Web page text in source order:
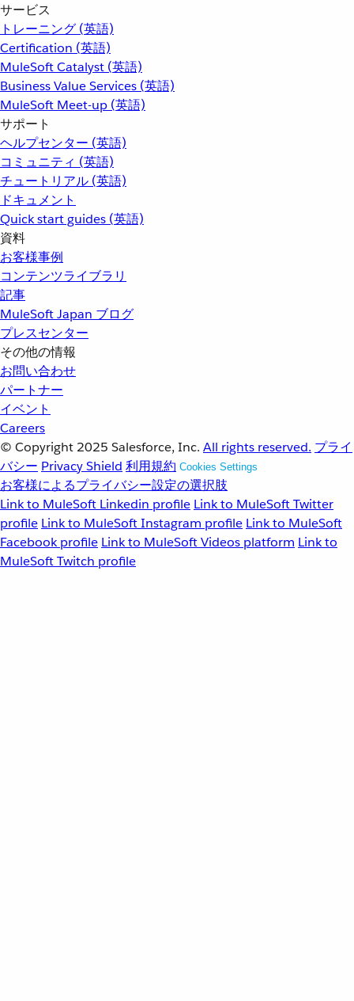
サービス
トレーニング (英語)
Certification (英語)
MuleSoft Catalyst (英語)
Business Value Services (英語)
MuleSoft Meet-up (英語)
サポート
ヘルプセンター (英語)
コミュニティ (英語)
チュートリアル (英語)
ドキュメント
Quick start guides (英語)
資料
お客様事例
コンテンツライブラリ
記事
MuleSoft Japan ブログ
プレスセンター
その他の情報
お問い合わせ
パートナー
イベント
Careers
© Copyright 2025 Salesforce, Inc. All rights reserved. プライ
バシー Privacy Shield 利用規約 Cookies Settings
お客様によるプライバシー設定の選択肢
Link to MuleSoft Linkedin profile Link to MuleSoft Twitter
profile Link to MuleSoft Instagram profile Link to MuleSoft
Facebook profile Link to MuleSoft Videos platform Link to
MuleSoft Twitch profile